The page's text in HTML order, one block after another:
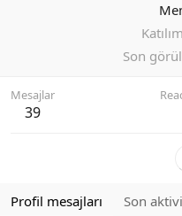
Katılım
Son
Mesajlar
39
Profil mesajları Son